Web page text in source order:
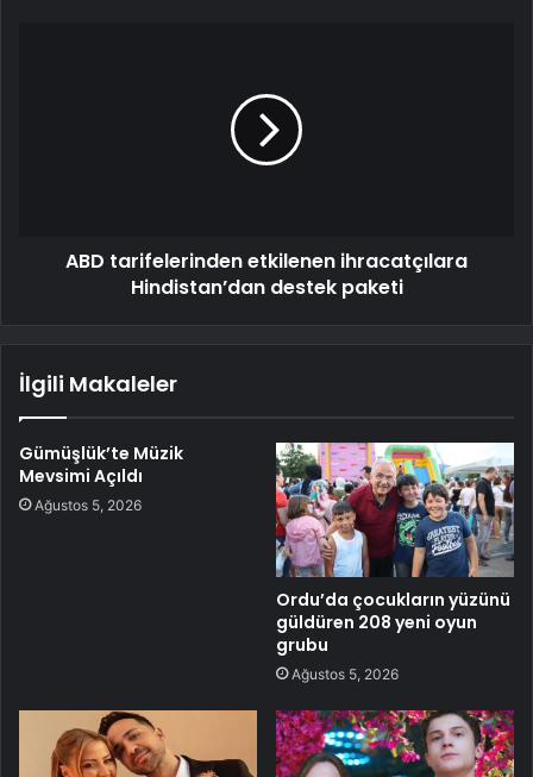
ABD tarifelerinden etkilenen ihracatçılara
Hindistan’dan destek paketi
İlgili Makaleler
Gümüşlük’te Müzik
Mevsimi Açıldı
Ağustos 5, 2026
Ordu’da çocukların yüzünü
güldüren 208 yeni oyun
grubu
Ağustos 5, 2026